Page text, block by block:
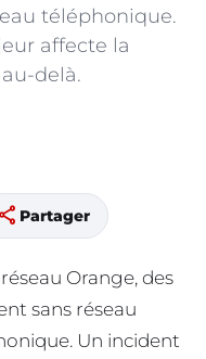
téléphonique.
affecte la
delà.
share Partager
Orange, des
sans réseau
Un incident